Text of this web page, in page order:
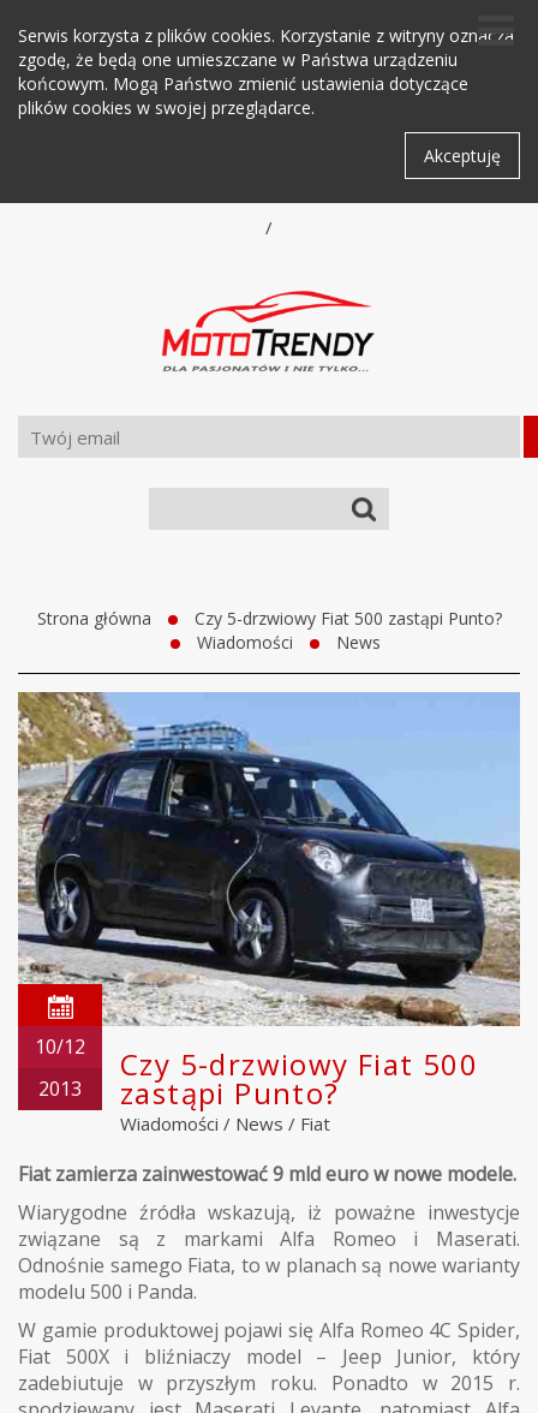
Serwis korzysta z plików cookies. Korzystanie z witryny oznacza
zgodę, że będą one umieszczane w Państwa urządzeniu
końcowym. Mogą Państwo zmienić ustawienia dotyczące
plików cookies w swojej przeglądarce.
Akceptuję
/
Strona główna
Czy 5-drzwiowy Fiat 500 zastąpi Punto?
Wiadomości
News
10/12
2013
Czy 5-drzwiowy Fiat 500
zastąpi Punto?
Wiadomości / News / Fiat
Fiat zamierza zainwestować 9 mld euro w nowe modele.
Wiarygodne źródła wskazują, iż poważne inwestycje
związane są z markami Alfa Romeo i Maserati.
Odnośnie samego Fiata, to w planach są nowe warianty
modelu 500 i Panda.
W gamie produktowej pojawi się Alfa Romeo 4C Spider,
Fiat 500X i bliźniaczy model – Jeep Junior, który
zadebiutuje w przyszłym roku. Ponadto w 2015 r.